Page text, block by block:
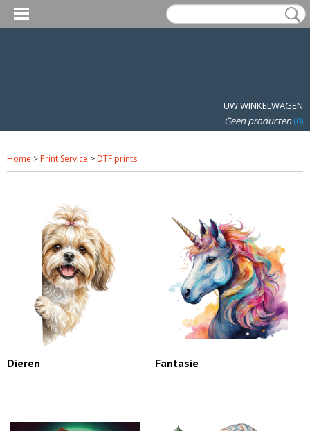
UW WINKELWAGEN
Geen producten(0)
Home > Print Service > DTF prints
Dieren Fantasie